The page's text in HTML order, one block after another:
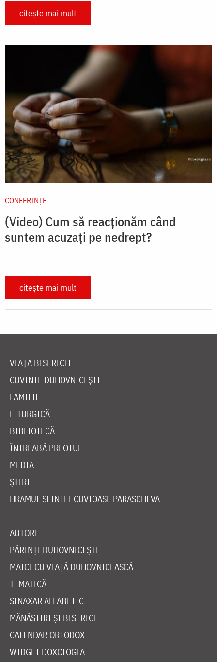
citește mai mult
CONFERINȚE
(Video) Cum să reacționăm când
suntem acuzați pe nedrept?
citește mai mult
VIAȚA BISERICII
CUVINTE DUHOVNICEȘTI
FAMILIE
LITURGICĂ
BIBLIOTECĂ
ÎNTREABĂ PREOTUL
MEDIA
ȘTIRI
HRAMUL SFINTEI CUVIOASE PARASCHEVA
AUTORI
PĂRINȚI DUHOVNICEȘTI
MAICI CU VIAȚĂ DUHOVNICEASCĂ
TEMATICĂ
SINAXAR ALFABETIC
MĂNĂSTIRI ȘI BISERICI
CALENDAR ORTODOX
WIDGET DOXOLOGIA